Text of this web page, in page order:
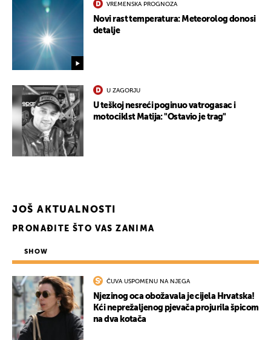
VREMENSKA PROGNOZA
Novi rast temperatura: Meteorolog donosi
detalje
U ZAGORJU
U teškoj nesreći poginuo vatrogasac i
motociklst Matija: "Ostavio je trag"
JOŠ AKTUALNOSTI
PRONAĐITE ŠTO VAS ZANIMA
SHOW
ČUVA USPOMENU NA NJEGA
Njezinog oca obožavala je cijela Hrvatska!
Kći neprežaljenog pjevača projurila špicom
na dva kotača